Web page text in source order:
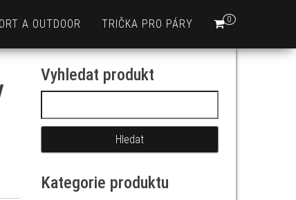
0
A OUTDOOR TRIČKA PRO PÁRY
Vyhledat produkt
Kategorie produktu